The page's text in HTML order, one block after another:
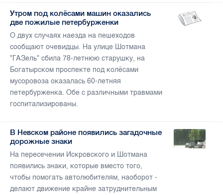
Утром под колёсами машин оказались
две пожилые петербурженки
О двух случаях наезда на пешеходов
сообщают очевидцы. На улице Шотмана
"ГАЗель" сбила 78-летнюю старушку, на
Богатырском проспекте под колёсами
мусоровоза оказалась 60-летняя
петербурженка. Обе с различными травмами
госпитализированы.
В Невском районе появились загадочные
дорожные знаки
На пересечении Искровского и Шотмана
появились знаки, которые вместо того,
чтобы помогать автолюбителям, наоборот -
делают движение крайне затруднительным